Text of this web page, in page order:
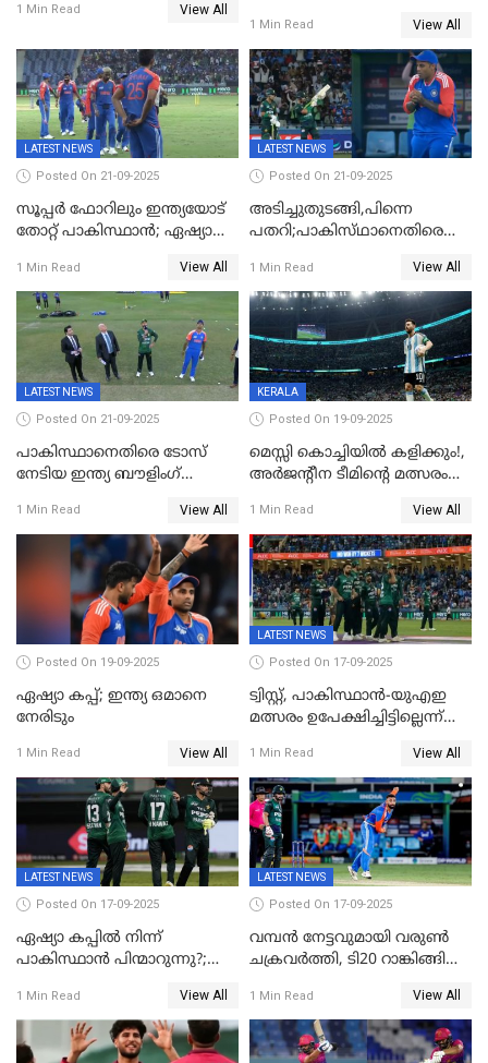
1 Min Read View All
1 Min Read View All
LATEST NEWS
Posted On 21-09-2025
സൂപ്പർ ഫോറിലും ഇന്ത്യയോട്
തോറ്റ് പാകിസ്ഥാൻ; ഏഷ്യാ
ഇന്ത്യ, അഭിഷേക് ശർമ്മയ്ക്ക്
അർദ്ധ സെഞ്ച്വറി
1 Min Read View All
LATEST NEWS
Posted On 21-09-2025
അടിച്ചുതുടങ്ങി,പിന്നെ
പതറി;പാകിസ്‌ഥാനെതിരെ
വിജയലക്ഷ്യം
1 Min Read View All
LATEST NEWS
Posted On 21-09-2025
പാകിസ്ഥാനെതിരെ ടോസ്
നേടിയ ഇന്ത്യ ബൗളിംഗ്
1 Min Read View All
KERALA
Posted On 19-09-2025
മെസ്സി കൊച്ചിയിൽ കളിക്കും!,
അർജന്റീന ടീമിന്റെ മത്സരം
നടത്താൻ ആലോചന
1 Min Read View All
Posted On 19-09-2025
ഏഷ്യാ കപ്പ്; ഇന്ത്യ ഒമാനെ
നേരിടും
1 Min Read View All
LATEST NEWS
Posted On 17-09-2025
ട്വിസ്റ്റ്, പാകിസ്ഥാൻ-യുഎഇ
മത്സരം ഉപേക്ഷിച്ചിട്ടില്ലെന്ന്
വൈകും; പാക് ടീം ഹോട്ടലിൽ
നിന്ന് ഇറങ്ങിയതായി റിപ്പോർട്ട്
1 Min Read View All
LATEST NEWS
Posted On 17-09-2025
ഏഷ്യാ കപ്പിൽ നിന്ന്
പാകിസ്ഥാൻ പിന്മാറുന്നു?;
ബഹിഷ്കരിച്ചതായി റിപ്പോർട്ട്;
ഇതോടെ ടൂർണമെന്റിൽ നിന്ന്
പുറത്താകും
1 Min Read View All
LATEST NEWS
Posted On 17-09-2025
വമ്പൻ നേട്ടവുമായി വരുണ്‍
ചക്രവർത്തി, ടി20 റാങ്കിങ്ങിൽ
ഉൾപ്പെടെ നേട്ടങ്ങളുമായി
ഇന്ത്യ
1 Min Read View All